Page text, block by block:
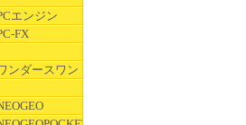
エンジン
FX
ンダースワン